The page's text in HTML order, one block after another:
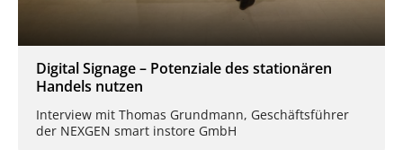
Digital Signage – Potenziale des stationären
Handels nutzen
Interview mit Thomas Grundmann, Geschäftsführer
der NEXGEN smart instore GmbH